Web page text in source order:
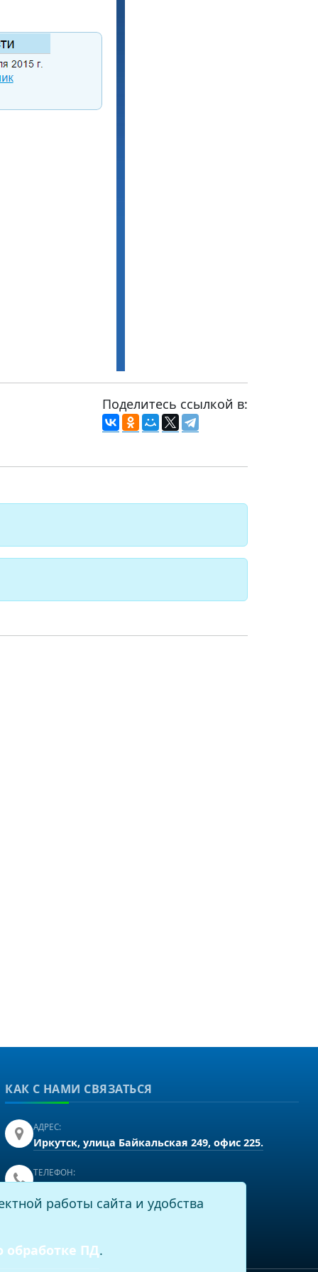
Поделитесь ссылкой в:
КАК С НАМИ СВЯЗАТЬСЯ
АДРЕС:
Иркутск, улица Байкальская 249, офис 225.
ТЕЛЕФОН:
работы сайта и удобства
обработке ПД.